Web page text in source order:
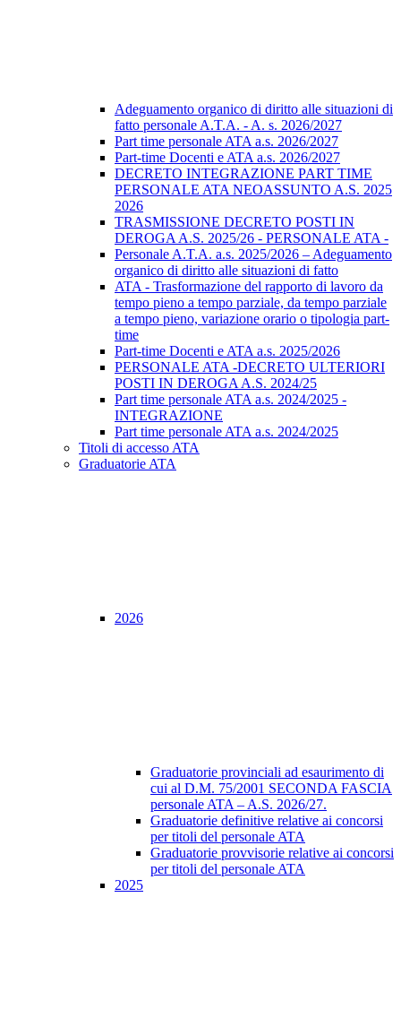
Adeguamento organico di diritto alle situazioni di
fatto personale A.T.A. - A. s. 2026/2027
Part time personale ATA a.s. 2026/2027
Part-time Docenti e ATA a.s. 2026/2027
DECRETO INTEGRAZIONE PART TIME
PERSONALE ATA NEOASSUNTO A.S. 2025
2026
TRASMISSIONE DECRETO POSTI IN
DEROGA A.S. 2025/26 - PERSONALE ATA -
Personale A.T.A. a.s. 2025/2026 – Adeguamento
organico di diritto alle situazioni di fatto
ATA - Trasformazione del rapporto di lavoro da
tempo pieno a tempo parziale, da tempo parziale
a tempo pieno, variazione orario o tipologia part-
time
Part-time Docenti e ATA a.s. 2025/2026
PERSONALE ATA -DECRETO ULTERIORI
POSTI IN DEROGA A.S. 2024/25
Part time personale ATA a.s. 2024/2025 -
INTEGRAZIONE
Part time personale ATA a.s. 2024/2025
Titoli di accesso ATA
Graduatorie ATA
2026
Graduatorie provinciali ad esaurimento di
cui al D.M. 75/2001 SECONDA FASCIA
personale ATA – A.S. 2026/27.
Graduatorie definitive relative ai concorsi
per titoli del personale ATA
Graduatorie provvisorie relative ai concorsi
per titoli del personale ATA
2025